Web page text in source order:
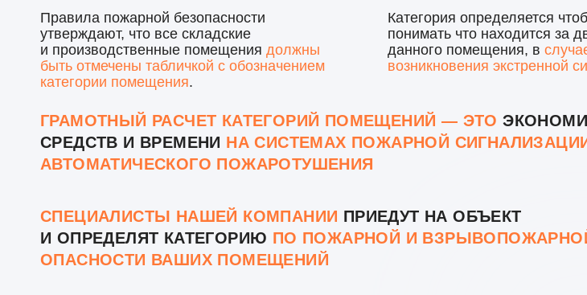
Категория определяется
понимать что находится за
данного помещения, в
возникновения экстренной
Правила пожарной безопасности
утверждают, что все складские
и производственные помещения должны
быть отмечены табличкой с обозначением
категории помещения.
СПЕЦИАЛИСТЫ НАШЕЙ КОМПАНИИ ПРИЕДУТ НА ОБЪЕКТ
И ОПРЕДЕЛЯТ КАТЕГОРИЮ ПО ПОЖАРНОЙ И
ОПАСНОСТИ ВАШИХ ПОМЕЩЕНИЙ
ГРАМОТНЫЙ РАСЧЕТ КАТЕГОРИЙ ПОМЕЩЕНИЙ — ЭТО
СРЕДСТВ И ВРЕМЕНИ НА СИСТЕМАХ ПОЖАРНОЙ
АВТОМАТИЧЕСКОГО ПОЖАРОТУШЕНИЯ